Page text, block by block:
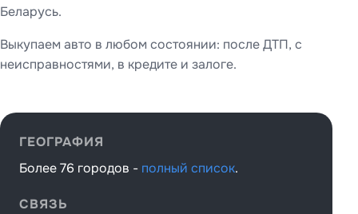
Беларусь.
Выкупаем авто в любом состоянии: после ДТП, с
неисправностями, в кредите и залоге.
ГЕОГРАФИЯ
Более 76 городов - полный список.
СВЯЗЬ